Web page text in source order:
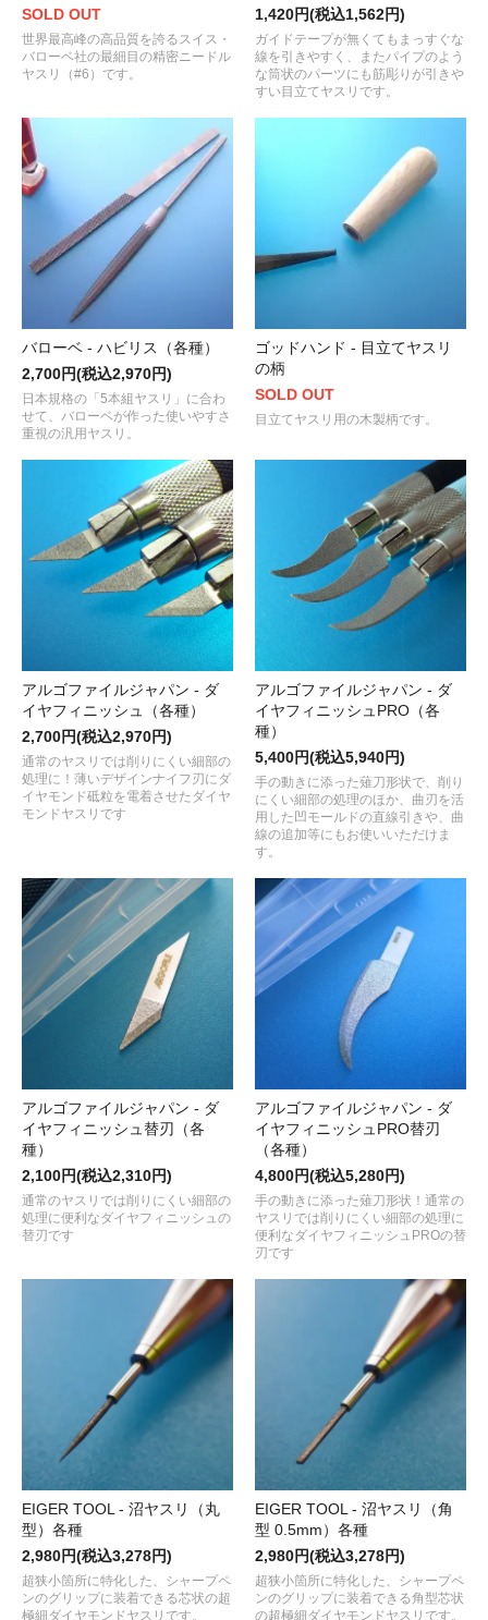
SOLD OUT
世界最高峰の高品質を誇るスイス・
バローベ社の最細目の精密ニードル
ヤスリ（#6）です。
1,420円(税込1,562円)
ガイドテープが無くてもまっすぐな
線を引きやすく、またパイプのよう
な筒状のパーツにも筋彫りが引きや
すい目立てヤスリです。
バローベ - ハビリス（各種）
2,700円(税込2,970円)
日本規格の「5本組ヤスリ」に合わ
せて、バローベが作った使いやすさ
重視の汎用ヤスリ。
ゴッドハンド - 目立てヤスリ
の柄
SOLD OUT
目立てヤスリ用の木製柄です。
アルゴファイルジャパン - ダ
イヤフィニッシュ（各種）
2,700円(税込2,970円)
通常のヤスリでは削りにくい細部の
処理に！薄いデザインナイフ刃にダ
イヤモンド砥粒を電着させたダイヤ
モンドヤスリです
アルゴファイルジャパン - ダ
イヤフィニッシュPRO（各
種）
5,400円(税込5,940円)
手の動きに添った薙刀形状で、削り
にくい細部の処理のほか、曲刃を活
用した凹モールドの直線引きや、曲
線の追加等にもお使いいただけま
す。
アルゴファイルジャパン - ダ
イヤフィニッシュ替刃（各
種）
2,100円(税込2,310円)
通常のヤスリでは削りにくい細部の
処理に便利なダイヤフィニッシュの
替刃です
アルゴファイルジャパン - ダ
イヤフィニッシュPRO替刃
（各種）
4,800円(税込5,280円)
手の動きに添った薙刀形状！通常の
ヤスリでは削りにくい細部の処理に
便利なダイヤフィニッシュPROの替
刃です
EIGER TOOL - 沼ヤスリ（丸
型）各種
2,980円(税込3,278円)
超狭小箇所に特化した、シャープペ
ンのグリップに装着できる芯状の超
極細ダイヤモンドヤスリです。
EIGER TOOL - 沼ヤスリ（角
型 0.5mm）各種
2,980円(税込3,278円)
超狭小箇所に特化した、シャープペ
ンのグリップに装着できる角型芯状
の超極細ダイヤモンドヤスリです。